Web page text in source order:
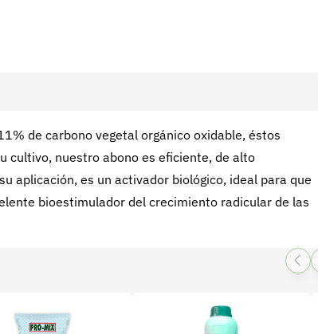
de carbono vegetal orgánico oxidable, éstos
cultivo, nuestro abono es eficiente, de alto
aplicación, es un activador biológico, ideal para que
bioestimulador del crecimiento radicular de las